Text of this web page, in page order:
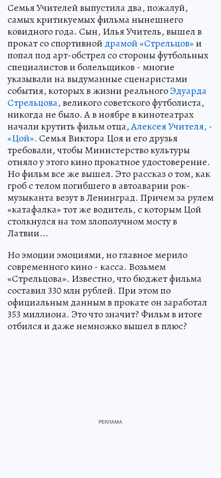
Семья Учителей выпустила два, пожалуй,
самых критикуемых фильма нынешнего
ковидного года. Сын, Илья Учитель, вышел в
прокат со спортивной драмой «Стрельцов»и
попал под арт-обстрел со стороны футбольных
специалистов и болельщиков - многие
указывали на выдуманные сценаристами
события, которых в жизни реальногоЭдуарда
Стрельцова,великого советского футболиста,
никогда не было. А в ноябре в кинотеатрах
начали крутить фильм отца,Алексея Учителя, -
«Цой». Семья Виктора Цоя и его друзья
требовали, чтобы Министерство культуры
отняло у этого кино прокатное удостоверение.
Но фильм все же вышел. Это рассказ о том, как
гроб с телом погибшего в автоаварии рок-
музыканта везут в Ленинград. Причем за рулем
«катафалка» тот же водитель, с которым Цой
столкнулся на том злополучном мосту в
Латвии...
Но эмоции эмоциями, но главное мерило
современного кино - касса. Возьмем
«Стрельцова». Известно, что бюджет фильма
составил 330 млн рублей. При этом по
официальным данным в прокате он заработал
353 миллиона. Это что значит? Фильм в итоге
отбился и даже немножко вышел в плюс?